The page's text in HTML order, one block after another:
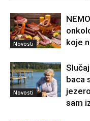
Novosti
koje
Novosti
baca
sam